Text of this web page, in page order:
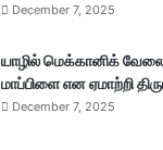
December 7, 2025
யாழில் மெக்கானிக்
மாப்பிளை என ஏமாற்றி
December 7, 2025